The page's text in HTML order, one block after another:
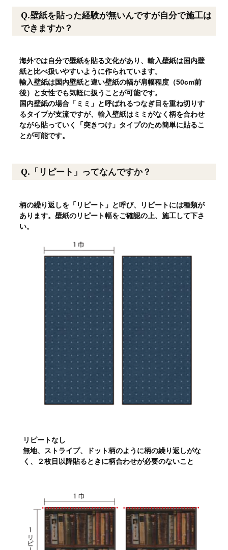
Q.壁紙を貼った経験が無いんですが自分で施工は
できますか？
海外では自分で壁紙を貼る文化があり、輸入壁紙は国内壁
紙と比べ扱いやすいように作られています。
輸入壁紙は国内壁紙と違い壁紙の幅が肩幅程度（50cm前
後）と女性でも気軽に扱うことが可能です。
国内壁紙の場合「ミミ」と呼ばれるつなぎ目を重ね切りす
るタイプが支流ですが、輸入壁紙はミミがなく柄を合わせ
ながら貼っていく「突きつけ」タイプのため簡単に貼るこ
とが可能です。
Q.「リピート」ってなんですか？
柄の繰り返しを「リピート」と呼び、リピートには種類が
あります。壁紙のリピート幅をご確認の上、施工して下さ
い。
リピートなし
無地、ストライプ、ドット柄のように柄の繰り返しがな
く、２枚目以降貼るときに柄合わせが必要のないこと